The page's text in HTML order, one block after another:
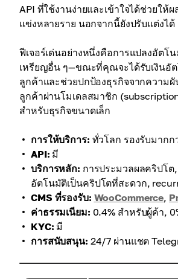
API ที่ใช้งานง่ายและเข้าใจได้ช่วยให้
แข่งหลายราย นอกจากนี้ยังปรับแต่งไ
ฟีเจอร์เด่นอย่างหนึ่งคือการแปลงอัตโ
เหรียญอื่น ๆ—ขณะที่คุณจะได้รับเงินอั
ลูกค้าและช่วยปกป้องธุรกิจจากความ
ลูกค้าผ่านโมเดลสมาชิก
สำหรับธุรกิจขนาดเล็ก
การให้บริการ: ทั่วโลก รองรับมากก
API: มี
บริการหลัก: การประมวลผลคริปโต
อัตโนมัติเป็นคริปโตที่สะดวก,
CMS ที่รองรับ: WooCommerce,
ค่าธรรมเนียม: 0.4% สำหรับผู้ค้า,
KYC: มี
การสนับสนุน: 24/7 ผ่านแชต